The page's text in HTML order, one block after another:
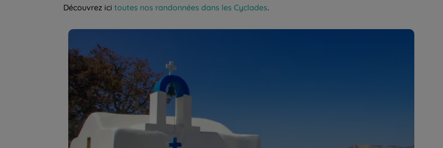
Découvrez ici toutes nos randonnées dans les Cyclades.